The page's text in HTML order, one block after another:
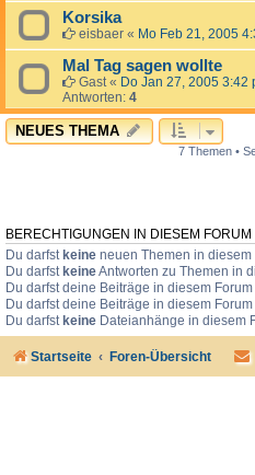
Korsika
eisbaer « Mo Feb 21, 2005
Mal Tag sagen wollte
Gast« Do Jan 27, 2005 3:42
Antworten: 4
NEUES THEMA
7 Themen •
BERECHTIGUNGEN IN DIESEM FORUM
Du darfst keine neuen Themen in
Du darfst keineAntworten zu Themen in
Du darfst deine Beiträge in diesem Forum
Du darfst deine Beiträge in diesem Forum
Du darfst keine Dateianhänge in diesem
Startseite Foren-Übersicht